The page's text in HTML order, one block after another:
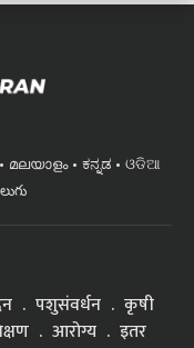
മലയാളം ಕನ್ನಡ
ଓଡିଆ
पशुसंवर्धन
कृषी
आरोग्य इतर